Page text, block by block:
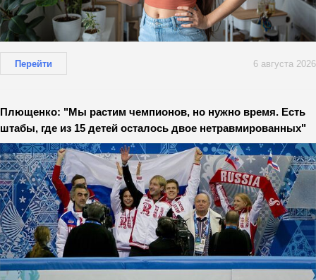
Перейти 6 августа 2026
Плющенко: "Мы растим чемпионов, но нужно время. Есть
штабы, где из 15 детей осталось двое нетравмированных"